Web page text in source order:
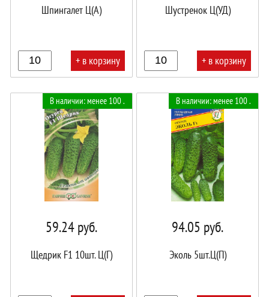
Шпингалет Ц(А)
+ в корзину
Шустренок Ц(УД)
+ в корзину
В наличии: менее 100 .
59.24руб.
Щедрик F1 10шт. Ц(Г)
В наличии: менее 100 .
94.05 руб.
Эколь 5шт.Ц(П)